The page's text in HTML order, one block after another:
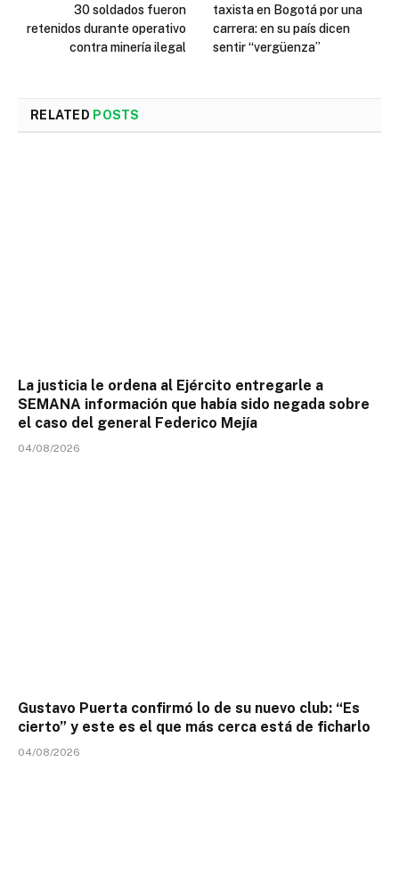
30 soldados fueron
retenidos durante operativo
contra minería ilegal
taxista en Bogotá por una
carrera: en su país dicen
sentir “vergüenza”
RELATED POSTS
La justicia le ordena al Ejército entregarle a
SEMANA información que había sido negada sobre
el caso del general Federico Mejía
04/08/2026
Gustavo Puerta confirmó lo de su nuevo club: “Es
cierto” y este es el que más cerca está de ficharlo
04/08/2026